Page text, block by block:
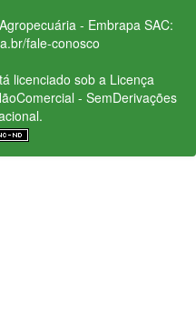
- Embrapa SAC:
fale-conosco
licenciado sob a Licença
- SemDerivações